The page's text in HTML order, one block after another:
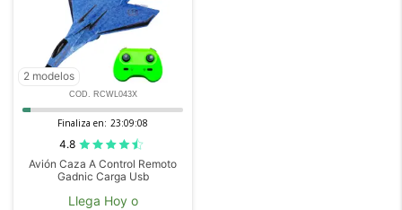
2 modelos
COD. RCWL043X
Finaliza en: 23:09:08
4.8
Avión Caza A Control Remoto
Gadnic Carga Usb
Llega Hoy o